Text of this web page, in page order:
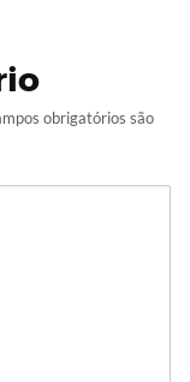
obrigatórios são